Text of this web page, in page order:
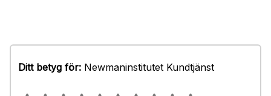
Ditt betyg för: Newmaninstitutet Kundtjänst